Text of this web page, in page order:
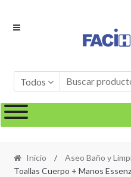
Ir
Ir
Todos
Inicio / Aseo Baño y
Toallas Cuerpo + Manos